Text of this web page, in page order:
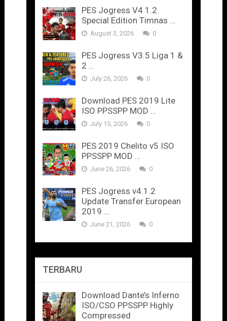
PES Jogress V4 1.2
Special Edition Timnas …
August 3, 2026 0
PES Jogress V3.5 Liga 1 &
2 …
July 26, 2026 0
Download PES 2019 Lite
ISO PPSSPP MOD …
July 15, 2026 0
PES 2019 Chelito v5 ISO
PPSSPP MOD …
June 26, 2026 0
PES Jogress v4.1.2
Update Transfer European
2019 …
June 21, 2026 0
TERBARU
Download Dante’s Inferno
ISO/CSO PPSSPP Highly
Compressed